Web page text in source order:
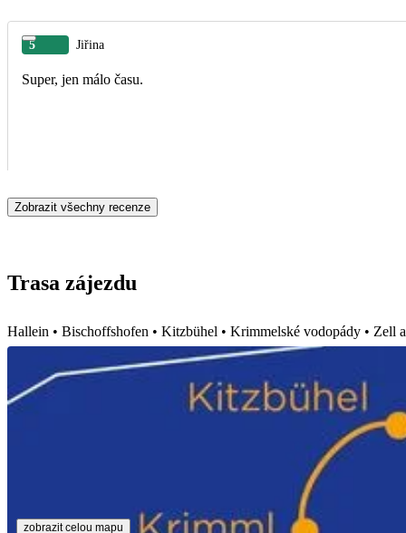
5 Jiřina
Super, jen málo času.
Zobrazit všechny recenze
Trasa zájezdu
Hallein • Bischoffshofen • Kitzbühel • Krimmelské vodopády • Zell
zobrazit celou mapu